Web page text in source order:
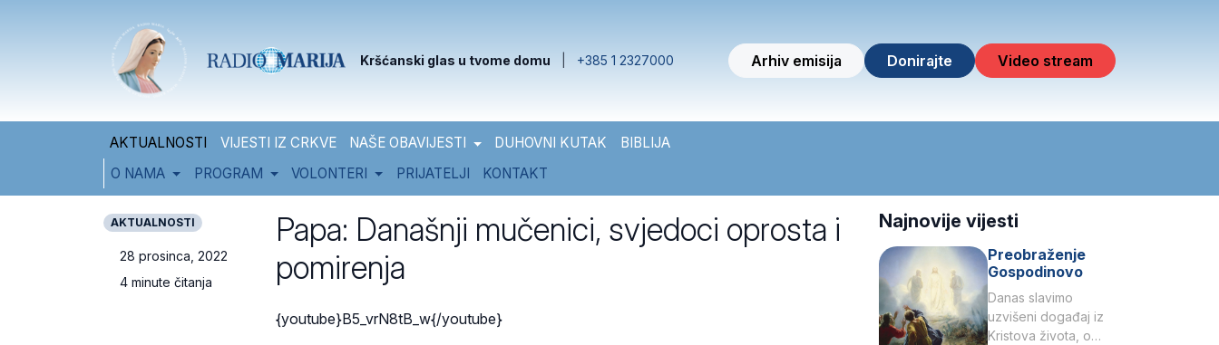
Kršćanski glas u tvome domu +385 1 2327000 Arhiv emisija Donirajte Video stream
AKTUALNOSTI VIJESTI IZ CRKVE NAŠE OBAVIJESTI DUHOVNI KUTAK
BIBLIJA
O NAMA
PROGRAM VOLONTERI PRIJATELJI KONTAKT
AKTUALNOSTI
28 prosinca, 2022
4 minute čitanja
Papa: Današnji mučenici, svjedoci oprosta i
pomirenja
{youtube}B5_vrN8tB_w{/youtube}
Najnovije vijesti
Preobraženje
Gospodinovo
Danas slavimo
uzvišeni događaj iz
Kristova života, o